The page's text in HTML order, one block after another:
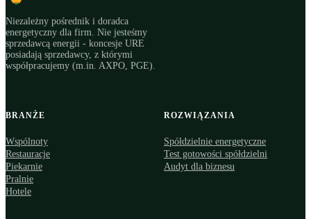
Niezależny pośrednik i doradca
energetyczny dla firm. Nie jesteśmy
sprzedawcą energii - koncesje URE
posiadają sprzedawcy, z którymi
współpracujemy (m.in. AXPO, PGE).
BRANŻE
Wspólnoty
Restauracje
Piekarnie
Pralnie
Hotele
ROZWIĄZANIA
Spółdzielnie energetyczne
Test gotowości spółdzielni
Audyt dla biznesu